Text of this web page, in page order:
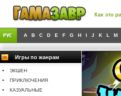
Как это
A B C D E F G H I J K L M
Игры по жанрам
ЭКШЕН
ПРИКЛЮЧЕНИЯ
КАЗУАЛЬНЫЕ